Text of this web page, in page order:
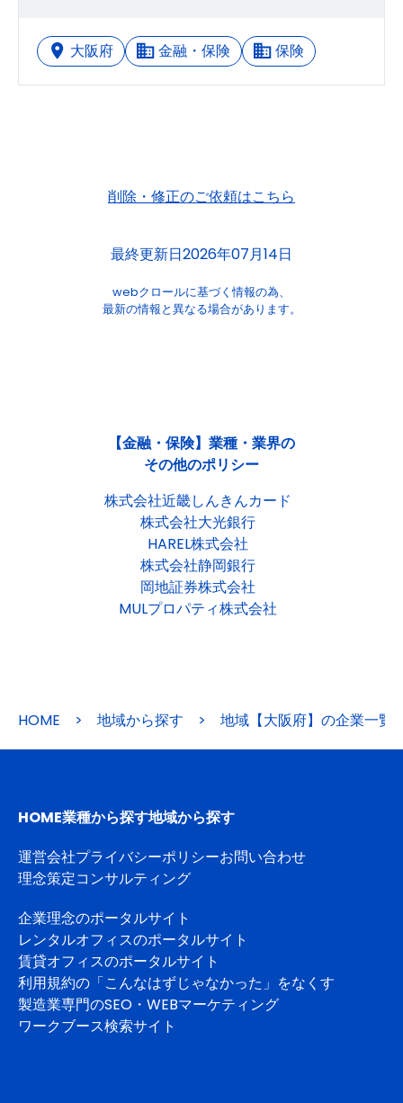
大阪府 金融・保険 保険
削除・修正のご依頼はこちら
最終更新日2026年07月14日
webクロールに基づく情報の為、
最新の情報と異なる場合があります。
【金融・保険】業種・業界の
その他のポリシー
株式会社近畿しんきんカード
株式会社大光銀行
HAREL株式会社
株式会社静岡銀行
岡地証券株式会社
MULプロパティ株式会社
HOME > 地域から探す > 地域【大阪府】の企業一覧
HOME業種から探す地域から探す
運営会社プライバシーポリシーお問い合わせ
理念策定コンサルティング
企業理念のポータルサイト
レンタルオフィスのポータルサイト
賃貸オフィスのポータルサイト
利用規約の「こんなはずじゃなかった」をなくす
製造業専門のSEO・WEBマーケティング
ワークブース検索サイト